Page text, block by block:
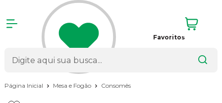
Favoritos
Página Inicial Mesa e Fogão Consomês